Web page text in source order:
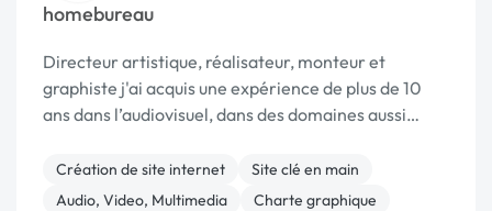
homebureau
Directeur artistique, réalisateur, monteur et
graphiste j'ai acquis une expérience de plus de 10
ans dans l’audiovisuel, dans des domaines aussi
l'événementiel. Références : Sony music, Chane...
Création de site internet
Site clé en main
Audio, Video, Multimedia
Charte graphique